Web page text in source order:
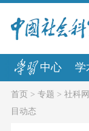
中心 学
首页> 专题 > 社科
目动态